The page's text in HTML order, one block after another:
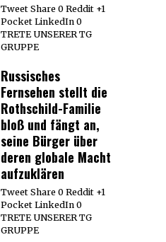
Tweet Share 0 Reddit +1
Pocket LinkedIn 0
TRETE UNSERER TG
GRUPPE
Russisches
Fernsehen stellt die
Rothschild-Familie
bloß und fängt an,
seine Bürger über
deren globale Macht
aufzuklären
Tweet Share 0 Reddit +1
Pocket LinkedIn 0
TRETE UNSERER TG
GRUPPE